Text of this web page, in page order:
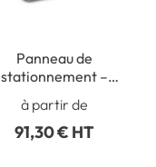
Panneau de
stationnement –
Parking Réservé
à partir de
91,30 € HT